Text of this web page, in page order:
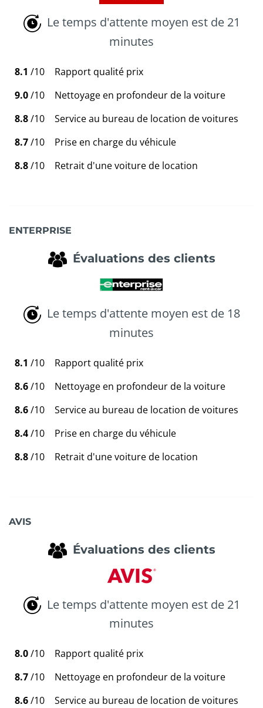
Le temps d'attente moyen est de 21
minutes
8.1 /10
Rapport qualité prix
9.0/10
Nettoyage en profondeur de la voiture
8.8/10
Service au bureau de location de voitures
8.7/10
Prise en charge du véhicule
8.8/10 Retrait d'une voiture de location
ENTERPRISE
Évaluations des clients
Le temps d'attente moyen est de 18
minutes
8.1 /10
Rapport qualité prix
8.6/10
Nettoyage en profondeur de la voiture
8.6/10
Service au bureau de location de voitures
8.4/10
Prise en charge du véhicule
8.8/10 Retrait d'une voiture de location
AVIS
Évaluations des clients
Le temps d'attente moyen est de 21
minutes
8.0/10
Rapport qualité prix
8.7/10
Nettoyage en profondeur de la voiture
8.6/10
Service au bureau de location de voitures